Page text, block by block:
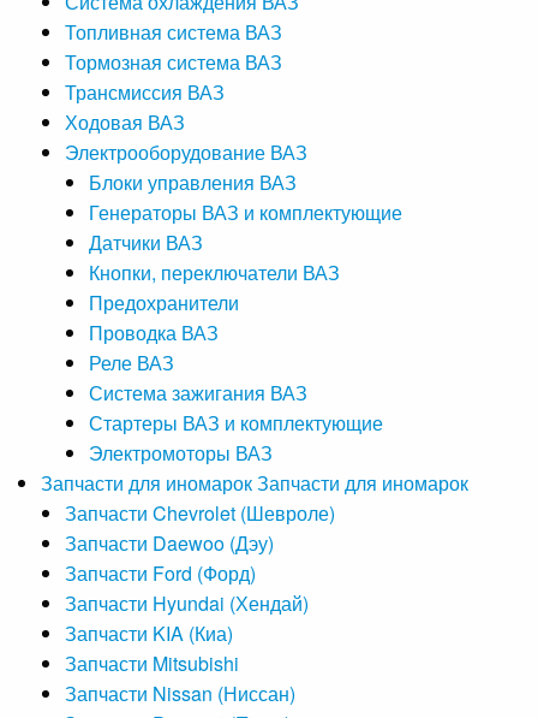
Топливная система ВАЗ
Тормозная система ВАЗ
Трансмиссия ВАЗ
Ходовая ВАЗ
Электрооборудование ВАЗ
Блоки управления ВАЗ
Генераторы ВАЗ и комплектующие
Датчики ВАЗ
Кнопки, переключатели ВАЗ
Предохранители
Проводка ВАЗ
Реле ВАЗ
Система зажигания ВАЗ
Стартеры ВАЗ и комплектующие
Электромоторы ВАЗ
Запчасти для иномарокЗапчасти для иномарок
Запчасти Chevrolet (Шевроле)
Запчасти Daewoo (Дэу)
Запчасти Ford (Форд)
Запчасти Hyundai (Хендай)
Запчасти KIA (Киа)
Запчасти Mitsubishi
Запчасти Nissan (Ниссан)